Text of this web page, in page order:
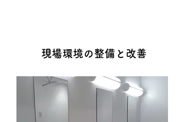
現場環境の整備と改善